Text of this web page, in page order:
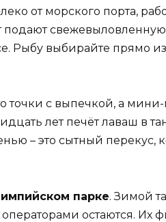
от морского порта,
подают
Рыбу выбирайте прямо из
точки с выпечкой, а
лет печёт лаваш в
– это сытный перекус,
парке. Зимой
остаются. Их